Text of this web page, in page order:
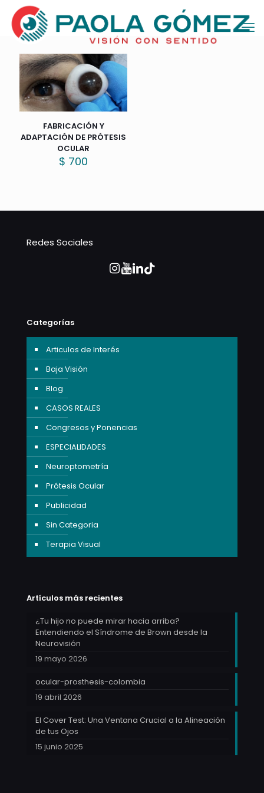
FABRICACIÓN Y
ADAPTACIÓN DE PRÓTESIS
OCULAR
$ 700
Redes Sociales
Categorías
Articulos de Interés
Baja Visión
Blog
CASOS REALES
Congresos y Ponencias
ESPECIALIDADES
Neuroptometría
Prótesis Ocular
Publicidad
Sin Categoria
Terapia Visual
Artículos más recientes
¿Tu hijo no puede mirar hacia arriba?
Entendiendo el Síndrome de Brown desde la
Neurovisión
19 mayo 2026
ocular-prosthesis-colombia
19 abril 2026
El Cover Test: Una Ventana Crucial a la Alineación
de tus Ojos
15 junio 2025